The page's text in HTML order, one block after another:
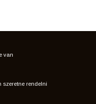
van
szeretne rendelni